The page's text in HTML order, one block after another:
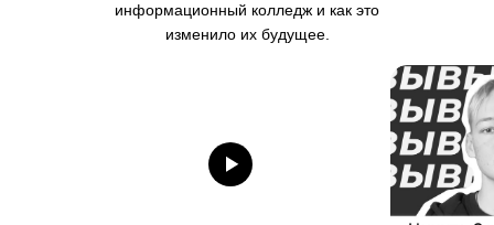
информационный колледж и как это
изменило их будущее.